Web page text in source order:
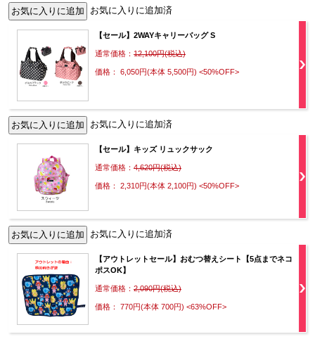
お気に入りに追加済
【セール】2WAYキャリーバッグ S
通常価格： 12,100円(税込)
価格： 6,050円(本体 5,500円) <50%OFF>
お気に入りに追加済
【セール】キッズ リュックサック
通常価格： 4,620円(税込)
価格： 2,310円(本体 2,100円) <50%OFF>
お気に入りに追加済
【アウトレットセール】おむつ替えシート【5点までネコ
ポスOK】
通常価格： 2,090円(税込)
価格： 770円(本体 700円) <63%OFF>